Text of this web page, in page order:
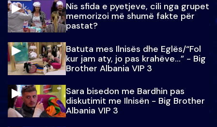
Nis sfida e pyetjeve, cili nga grupet
memorizoi më shumë fakte për
pastat?
Batuta mes Ilnisës dhe Eglës/“Fol
kur jam aty, jo pas krahëve…” - Big
Brother Albania VIP 3
Sara bisedon me Bardhin pas
diskutimit me Ilnisën - Big Brother
Albania VIP 3